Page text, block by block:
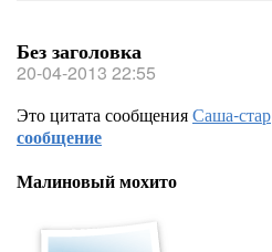
Без заголовка
20-04-2013 22:55
Это цитата сообщенияСаша-стар
сообщение
Малиновый мохито